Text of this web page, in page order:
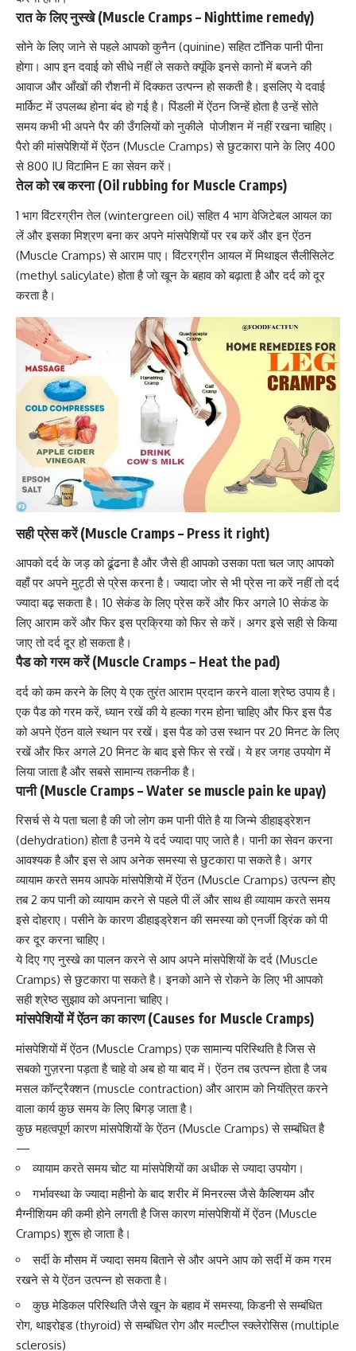
रात के लिए नुस्खे (Muscle Cramps – Nighttime remedy)
सोने के लिए जाने से पहले आपकोकुनैन (quinine) सहित टॉनिक पानी पीना
होगा। आप इन दवाई को सीधे नहीं ले सकते क्यूंकि इनसे कानो में बजने की
आवाज और आँखों की रौशनी में दिक्कत उत्पन्न हो सकती है। इसलिए ये दवाई
मार्किट में उपलब्ध होना बंद हो गई है। पिंडली में ऐंठन जिन्हें होता है उन्हें सोते
समय कभी भी अपने पैर की उँगलियों को नुकीले पोजीशन में नहीं रखना चाहिए।
पैरो की मांसपेशियों में ऐंठन (Muscle Cramps) से छुटकारा पाने के लिए 400
से 800 IU विटामिन E का सेवन करें।
तेल को रब करना (Oil rubbing for Muscle Cramps)
1 भाग विंटरग्रीन तेल (wintergreen oil) सहित 4 भाग वेजिटेबल आयल का
लें और इसका मिश्रण बना कर अपने मांसपेशियों पर रब करें और इन ऐंठन
(Muscle Cramps) से आराम पाए। विंटरग्रीन आयल मेंमिथाइल सैलीसिलेट
(methyl salicylate) होता है जो खून के बहाव को बढ़ाता है और दर्द को दूर
करता है।
सही प्रेस करें (Muscle Cramps – Press it right)
आपकोदर्द के जड़ को ढूंढना हैऔर जैसे ही आपको उसका पता चल जाए आपको
वहाँ पर अपने मुट्ठी से प्रेस करना है। ज्यादा जोर से भी प्रेस ना करें नहीं तोदर्द
ज्यादा बढ़ सकता है। 10 सेकंड के लिए प्रेस करें और फिर अगले 10 सेकंड के
लिए आराम करें और फिर इस प्रक्रिया को फिर से करें। अगर इसे सही से किया
जाए तो दर्द दूर हो सकता है।
पैड को गरम करें (Muscle Cramps – Heat the pad)
दर्द को कम करने के लिए येएक तुरंत आराम प्रदान करने वाला श्रेष्ठ उपाय है।
एक पैड को गरम करें, ध्यान रखें की ये हल्का गरम होना चाहिए और फिर इस पैड
को अपने ऐंठन वाले स्थान पर रखें। इस पैड को उस स्थान पर 20 मिनट के लिए
रखें और फिर अगले 20 मिनट के बाद इसे फिर से रखें। ये हर जगह उपयोग में
लिया जाता है और सबसे सामान्य तकनीक है।
पानी (Muscle Cramps – Water se muscle pain ke upay)
रिसर्च से ये पता चला है की जो लोग कम पानी पीते है या जिन्मेडीहाइड्रेशन
(dehydration) होता है उनमे ये दर्द ज्यादा पाए जाते है। पानी का सेवन करना
आवश्यक है और इस से आप अनेक समस्या से छुटकारा पा सकते है। अगर
व्यायाम करते समय आपके मांसपेशियो में ऐंठन (Muscle Cramps) उत्पन्न होए
तब 2 कप पानी को व्यायाम करने से पहले पी लें और साथ ही व्यायाम करते समय
इसे दोहराए। पसीने के कारण डीहाइड्रेशन की समस्या को एनर्जी ड्रिंक को पी
कर दूर करना चाहिए।
ये दिए गएनुस्खे का पालन करने सेआप अपने मांसपेशियों के दर्द (Muscle
Cramps) से छुटकारा पा सकते है। इनको आने से रोकने के लिए भी आपको
सही श्रेष्ठ सुझाव को अपनाना चाहिए।
मांसपेशियों में ऐंठन का कारण (Causes for Muscle Cramps)
मांसपेशियों में ऐंठन (Muscle Cramps) एक सामान्य परिस्थिति है जिस से
सबको गुज़रना पड़ता है चाहे वो अब हो या बाद में। ऐंठन तब उत्पन्न होता है जब
मसल कॉन्ट्रैक्शन (muscle contraction) और आराम को नियंत्रित करने
वाला कार्य कुछ समय के लिए बिगड़ जाता है।
कुछ महत्वपूर्ण कारण मांसपेशियों के ऐंठन (Muscle Cramps) से सम्बंधित है
—
व्यायाम करते समय चोट या मांसपेशियों का अधीक से ज्यादा उपयोग।
गर्भावस्था के ज्यादा महीनो के बादशरीर में मिनरल्स जैसे कैल्शियम और
मैग्नीशियम की कमी होने लगती है जिस कारण मांसपेशियों में ऐंठन (Muscle
Cramps) शुरू हो जाता है।
सर्दी के मौसम मेंज्यादा समय बिताने से और अपने आप को सर्दी में कम गरम
रखने से ये ऐंठन उत्पन्न हो सकता है।
कुछ मेडिकल परिस्थिति जैसे खून के बहाव में समस्या, किडनी से सम्बंधित
रोग, थाइरोइड (thyroid) से सम्बंधित रोग और मल्टीप्ल स्क्लेरोसिस (multiple
sclerosis)